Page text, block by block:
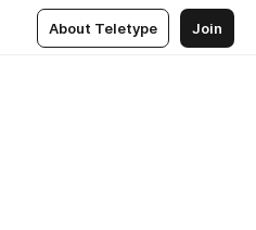
About Teletype Join